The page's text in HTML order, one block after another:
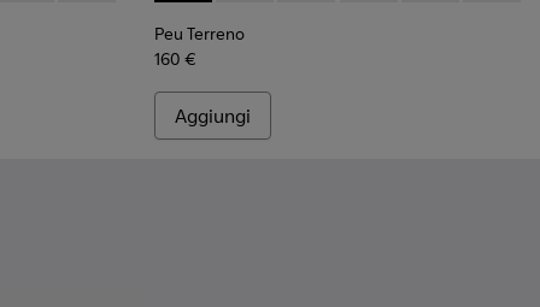
Peu Terreno
160 €
Aggiungi